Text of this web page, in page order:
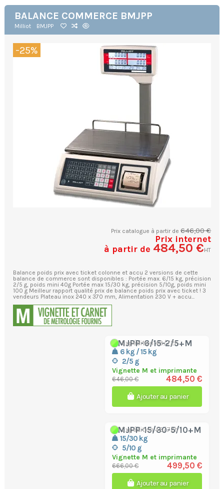
BALANCE COMMERCE BMJPP
Milliot BMJPP
-25%
Prix catalogue à partir de646,00 €
Prix internet
à partir de 484,50 €HT
Balance poids prix avec ticket colonne et accu 2 versions de cette
balance de commerce sont disponibles : Portée max. 6/15 kg, précision
2/5 g, poids mini 40g Portée max 15/30 kg, précision 5/10g, poids mini
100 g Meilleur rapport qualité prix de balance poids prix avec ticket ! 3
vendeurs Plateau inox 240 x 370 mm, Alimentation 230 V + accu...
BMJPP-6/15-2/5+M
6 kg / 15 kg
2/5 g
Vignette M et imprimante
Expédition 48/72h
646,00 € 484,50 €
Ajouter au panier
BMJPP-15/30-5/10+M
15/30 kg
5/10 g
Vignette M et imprimante
Expédition 48/72h
666,00 € 499,50 €
Ajouter au panier